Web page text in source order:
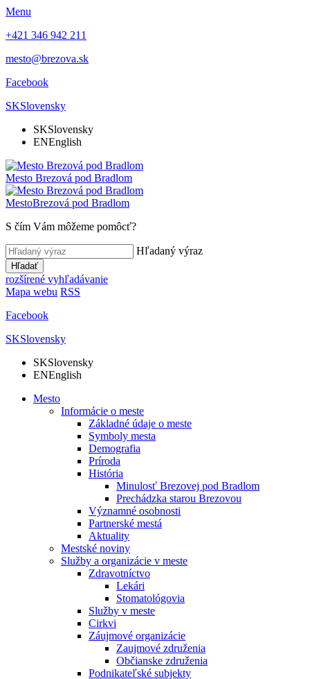
Menu
+421 346 942 211
mesto@brezova.sk
Facebook
SKSlovensky
SKSlovensky
ENEnglish
Mesto Brezová pod Bradlom
MestoBrezová pod Bradlom
S čím Vám môžeme pomôcť?
Hľadaný výraz
Hľadať
rozšírené vyhľadávanie
Mapa webu RSS
Facebook
SKSlovensky
SKSlovensky
ENEnglish
Mesto
Informácie o meste
Základné údaje o meste
Symboly mesta
Demografia
Príroda
História
Minulosť Brezovej pod Bradlom
Prechádzka starou Brezovou
Významné osobnosti
Partnerské mestá
Aktuality
Mestské noviny
Služby a organizácie v meste
Zdravotníctvo
Lekári
Stomatológovia
Služby v meste
Cirkvi
Záujmové organizácie
Zaujmové združenia
Občianske združenia
Podnikateľské subjekty